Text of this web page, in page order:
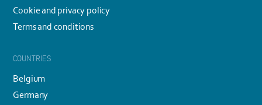
Cookie and privacy policy
Terms and conditions
COUNTRIES
Belgium
Germany